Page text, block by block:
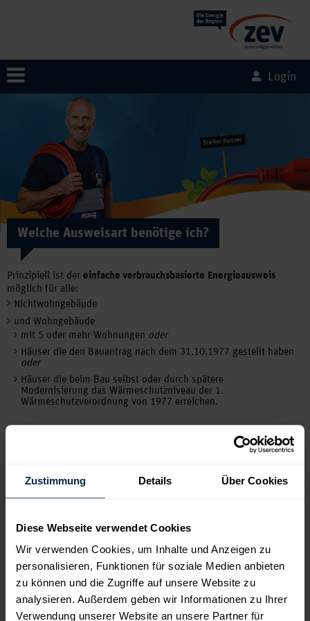
Zustimmung Details Über Cookies
Diese Webseite verwendet Cookies
Wir verwenden Cookies, um Inhalte und Anzeigen zu
personalisieren, Funktionen für soziale Medien anbieten
zu können und die Zugriffe auf unsere Website zu
analysieren. Außerdem geben wir Informationen zu Ihrer
Verwendung unserer Website an unsere Partner für
Login
Welche Ausweisart benötige ich?
Prinzipiell ist der einfache verbrauchsbasierte Energieausweis
möglich für alle:
Nichtwohngebäude
und Wohngebäude
mit 5 oder mehr Wohnungen oder
Häuser die den Bauantrag nach dem 31.10.1977 gestellt haben
oder
Häuser die beim Bau selbst oder durch spätere
Modernisierung das Wärmeschutzniveau der 1.
Wärmeschutzverordnung von 1977 erreichen.
mitteilen, können wir für Sie berechnen, ob Ihr Wohnhaus das
(preiswerten) Energieausweises möglich ist.
Mischgebäude)
Gebäudetyp(Freistehendes Haus, Reihenhaus,
Reihenendhaus/Doppelhaushälfte)
Wohnfläche in m²